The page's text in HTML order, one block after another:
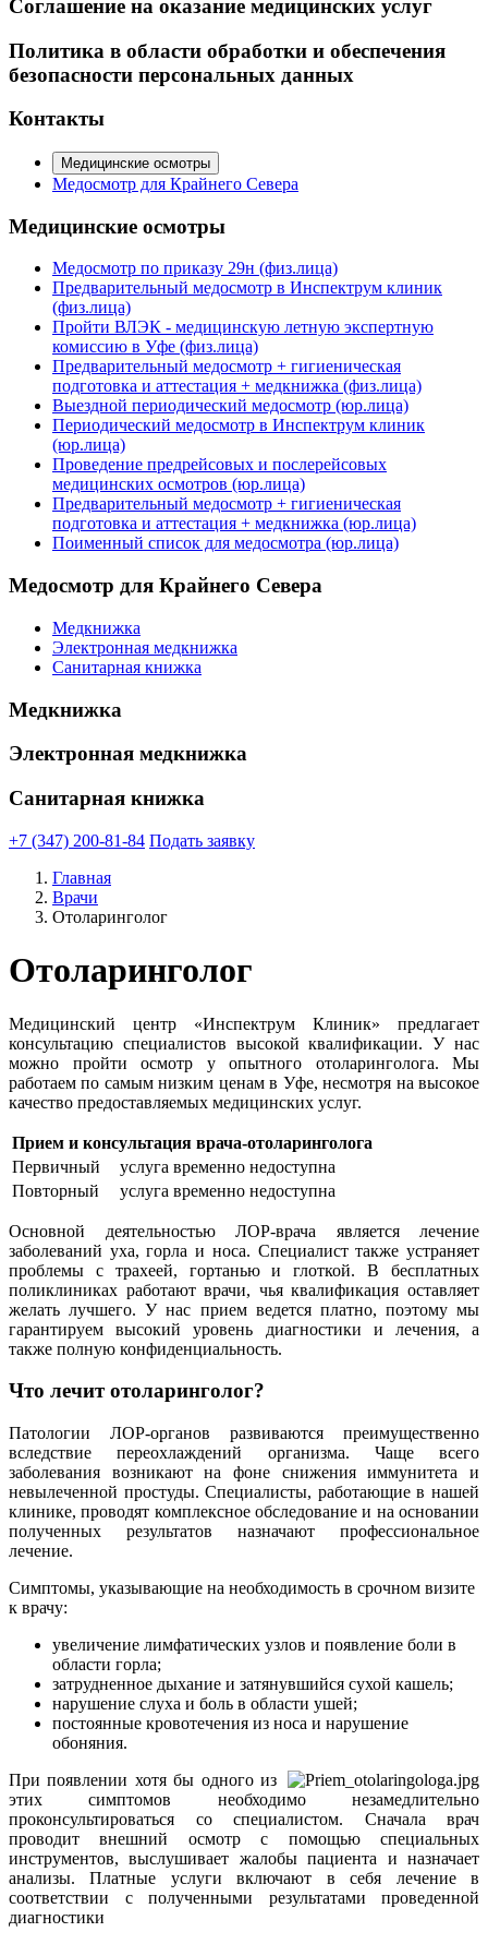
Соглашение на оказание медицинских услуг
Политика в области обработки и обеспечения
безопасности персональных данных
Контакты
Медицинские осмотры
Медосмотр для Крайнего Севера
Медицинские осмотры
Медосмотр по приказу 29н (физ.лица)
Предварительный медосмотр в Инспектрум клиник
(физ.лица)
Пройти ВЛЭК - медицинскую летную экспертную
комиссию в Уфе (физ.лица)
Предварительный медосмотр + гигиеническая
подготовка и аттестация + медкнижка (физ.лица)
Выездной периодический медосмотр (юр.лица)
Периодический медосмотр в Инспектрум клиник
(юр.лица)
Проведение предрейсовых и послерейсовых
медицинских осмотров (юр.лица)
Предварительный медосмотр + гигиеническая
подготовка и аттестация + медкнижка (юр.лица)
Поименный список для медосмотра (юр.лица)
Медосмотр для Крайнего Севера
Медкнижка
Электронная медкнижка
Санитарная книжка
Медкнижка
Электронная медкнижка
Санитарная книжка
+7 (347) 200-81-84 Подать заявку
Главная
Врачи
Отоларинголог
Отоларинголог
Медицинский центр «Инспектрум Клиник» предлагает
консультацию специалистов высокой квалификации. У нас
можно пройти осмотр у опытного отоларинголога. Мы
работаем по самым низким ценам в Уфе, несмотря на высокое
качество предоставляемых медицинских услуг.
Прием и консультация врача-отоларинголога
Первичный
услуга временно недоступна
Повторный
услуга временно недоступна
Основной деятельностью ЛОР-врача является лечение
заболеваний уха, горла и носа. Специалист также устраняет
проблемы с трахеей, гортанью и глоткой. В бесплатных
поликлиниках работают врачи, чья квалификация оставляет
желать лучшего. У нас прием ведется платно, поэтому мы
гарантируем высокий уровень диагностики и лечения, а
также полную конфиденциальность.
Что лечит отоларинголог?
Патологии ЛОР-органов развиваются преимущественно
вследствие переохлаждений организма. Чаще всего
заболевания возникают на фоне снижения иммунитета и
невылеченной простуды. Специалисты, работающие в нашей
клинике, проводят комплексное обследование и на основании
полученных результатов назначают профессиональное
лечение.
Симптомы, указывающие на необходимость в срочном визите
к врачу:
увеличение лимфатических узлов и появление боли в
области горла;
затрудненное дыхание и затянувшийся сухой кашель;
нарушение слуха и боль в области ушей;
постоянные кровотечения из носа и нарушение
обоняния.
При появлении хотя бы одного из
этих симптомов необходимо незамедлительно
проконсультироваться со специалистом. Сначала врач
проводит внешний осмотр с помощью специальных
инструментов, выслушивает жалобы пациента и назначает
анализы. Платные услуги включают в себя лечение в
соответствии с полученными результатами проведенной
диагностики